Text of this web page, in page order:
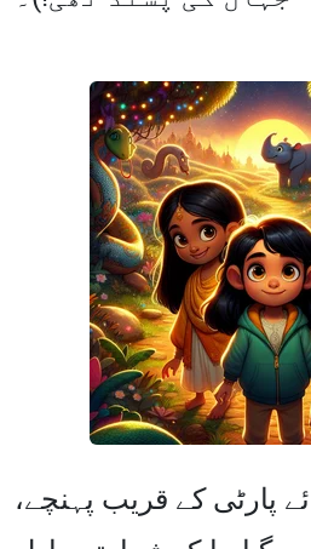
پارٹی کے قریب پہنچے،